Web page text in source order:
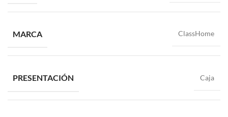
MARCA ClassHome
PRESENTACIÓN Caja